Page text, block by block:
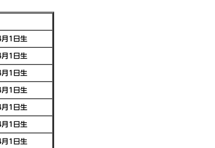
1日生
1日生
1日生
1日生
1日生
1日生
1日生